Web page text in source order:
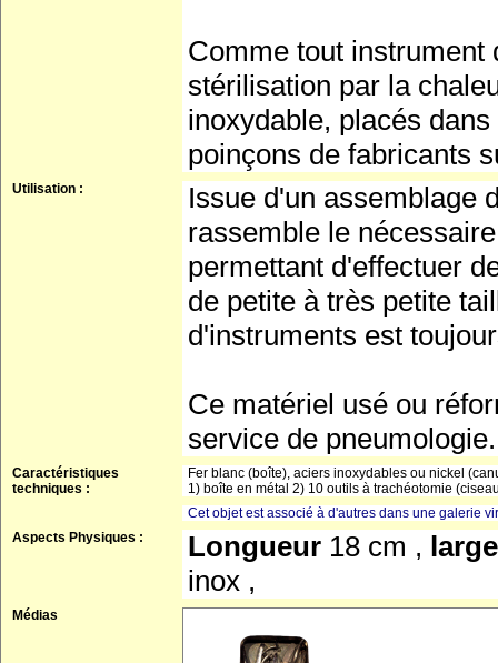
Comme tout instrument
stérilisation par la
inoxydable, placés
poinçons de fabricants
Utilisation :
Issue d'un assemblage
rassemble le
permettant d'effectuer
de petite à très petite
d'instruments est
Ce matériel usé ou
service de pneumologie.
Caractéristiques
techniques :
Fer blanc (boîte), aciers inoxydables ou nickel
1) boîte en métal 2) 10 outils à trachéotomie
Cet objet est associé à d'autres dans une galerie
Aspects Physiques :
Longueur 18 cm ,
inox ,
Médias